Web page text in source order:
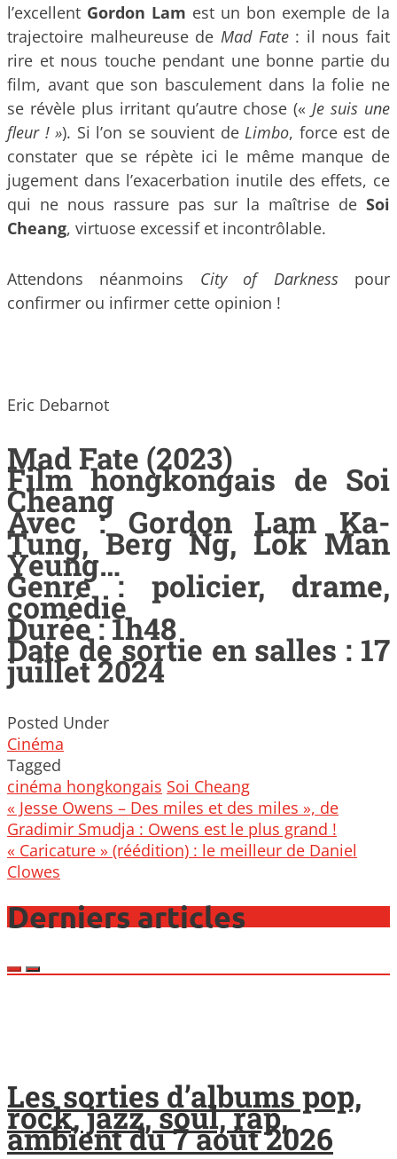
l’excellent Gordon Lam est un bon exemple de la
trajectoire malheureuse de Mad Fate: il nous fait
rire et nous touche pendant une bonne partie du
film, avant que son basculement dans la folie ne
se révèle plus irritant qu’autre chose (« Je suis une
fleur ! »). Si l’on se souvient de Limbo, force est de
constater que se répète ici le même manque de
jugement dans l’exacerbation inutile des effets, ce
qui ne nous rassure pas sur la maîtrise de Soi
Cheang, virtuose excessif et incontrôlable.
Attendons néanmoins City of Darknesspour
confirmer ou infirmer cette opinion !
Eric Debarnot
Mad Fate (2023)
Film hongkongais de Soi
Cheang
Avec : Gordon Lam Ka-
Tung, Berg Ng, Lok Man
Yeung…
Genre : policier, drame,
comédie
Durée : 1h48
Date de sortie en salles : 17
juillet 2024
Posted Under
Cinéma
Tagged
cinéma hongkongais Soi Cheang
Post
navigation
« Jesse Owens – Des miles et des miles », de
Gradimir Smudja : Owens est le plus grand !
« Caricature » (réédition) : le meilleur de Daniel
Clowes
Derniers articles
Les sorties d’albums pop,
rock, jazz, soul, rap,
ambient du 7 août 2026